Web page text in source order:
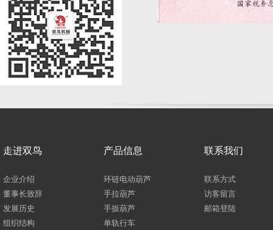
走进双鸟
企业介绍
董事长致辞
发展历史
组织结构
产品信息
环链电动葫芦
手拉葫芦
手扳葫芦
单轨行车
联系我们
联系方式
访客留言
邮箱登陆